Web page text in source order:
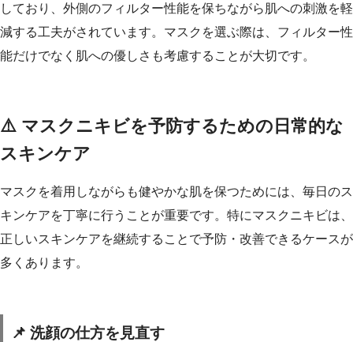
しており、外側のフィルター性能を保ちながら肌への刺激を軽
減する工夫がされています。マスクを選ぶ際は、フィルター性
能だけでなく肌への優しさも考慮することが大切です。
⚠️ マスクニキビを予防するための日常的な
スキンケア
マスクを着用しながらも健やかな肌を保つためには、毎日のス
キンケアを丁寧に行うことが重要です。特にマスクニキビは、
正しいスキンケアを継続することで予防・改善できるケースが
多くあります。
📌 洗顔の仕方を見直す